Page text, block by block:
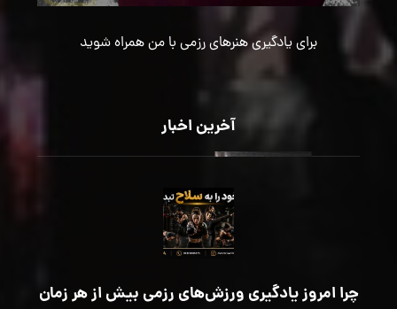
برای یادگیری هنرهای رزمی با من همراه شوید
آخرین اخبار
چرا امروز یادگیری ورزش‌های رزمی بیش از هر زمان